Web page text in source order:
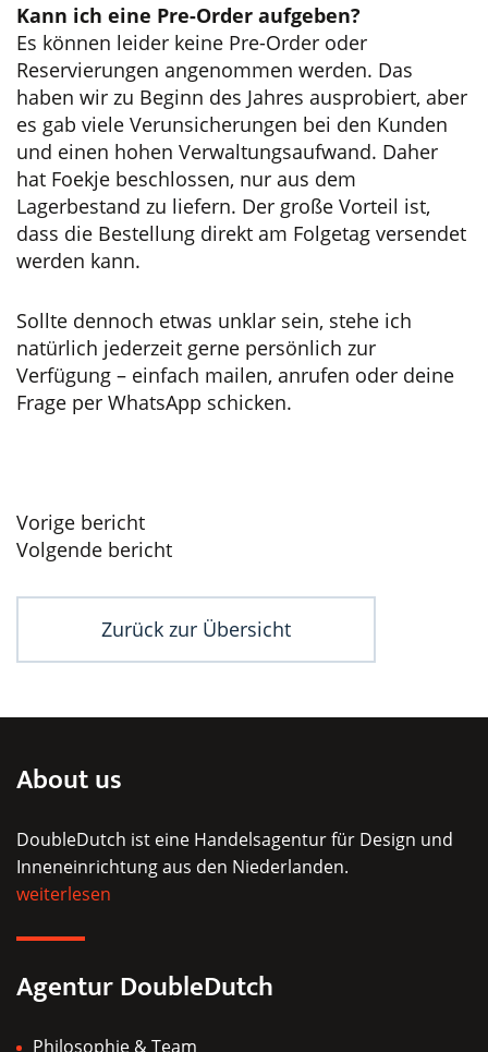
Kann ich eine Pre-Order aufgeben?
Es können leider keine Pre-Order oder
Reservierungen angenommen werden. Das
haben wir zu Beginn des Jahres ausprobiert, aber
es gab viele Verunsicherungen bei den Kunden
und einen hohen Verwaltungsaufwand. Daher
hat Foekje beschlossen, nur aus dem
Lagerbestand zu liefern. Der große Vorteil ist,
dass die Bestellung direkt am Folgetag versendet
werden kann.
Sollte dennoch etwas unklar sein, stehe ich
natürlich jederzeit gerne persönlich zur
Verfügung – einfach mailen, anrufen oder deine
Frage per WhatsApp schicken.
Beitragsnavigation
Vorige bericht
Volgende bericht
Zurück zur Übersicht
About us
DoubleDutch ist eine Handelsagentur für Design und
Inneneinrichtung aus den Niederlanden.
weiterlesen
Agentur DoubleDutch
Philosophie & Team